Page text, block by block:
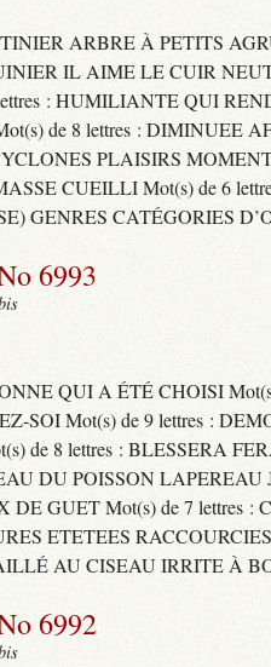
ARBRE À PETITS
IL AIME LE CUIR
: HUMILIANTE QUI
de 8 lettres : DIMINUEE
PLAISIRS
CUEILLI Mot(s) de 6
GENRES CATÉGORIES
6993
QUI A ÉTÉ CHOISI
SOI Mot(s) de 9 lettres :
de 8 lettres : BLESSERA
DU POISSON LAPEREAU
GUET Mot(s) de 7 lettres :
ETETEES
AU CISEAU IRRITE À
6992